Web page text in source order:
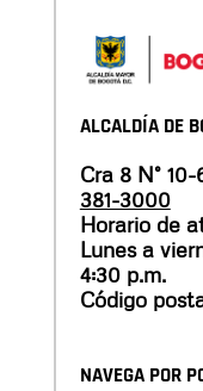
ALCALDÍA DE
Cra 8 N°
381-3000
Horario de
Lunes a
4:30 p.m.
Código
NAVEGA POR